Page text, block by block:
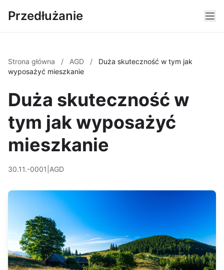
Przedłużanie
Strona główna / AGD /
Duża skuteczność w tym jak
wyposażyć mieszkanie
Duża skuteczność w
tym jak wyposażyć
mieszkanie
30.11.-0001 AGD